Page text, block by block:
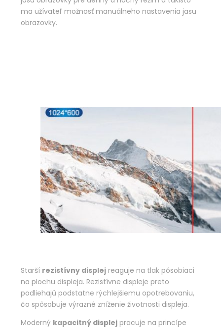
ma užívateľ možnosť manuálneho nastavenia jasu
obrazovky.
Starší rezistívny displej reaguje na tlak pôsobiaci
na plochu displeja. Rezistívne displeje preto
podliehajú podstatne rýchlejšiemu opotrebovaniu,
čo spôsobuje výrazné zníženie životnosti displeja.
Moderný kapacitný displej pracuje na princípe